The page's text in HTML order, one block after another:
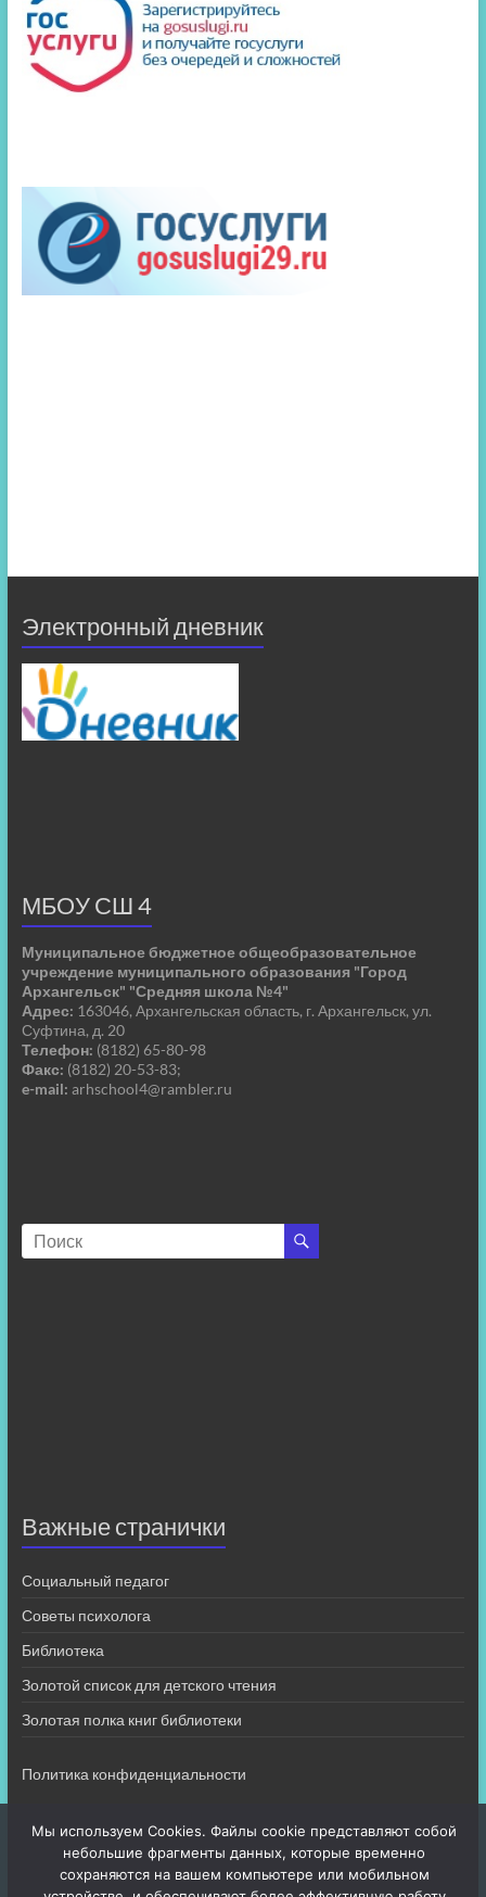
Электронный дневник
МБОУ СШ 4
Муниципальное бюджетное общеобразовательное
учреждение муниципального образования "Город
Архангельск" "Средняя школа №4"
Адрес: 163046, Архангельская область, г. Архангельск, ул.
Суфтина, д. 20
Телефон: (8182) 65-80-98
Факс: (8182) 20-53-83;
e-mail: arhschool4@rambler.ru
Важные странички
Социальный педагог
Советы психолога
Библиотека
Золотой список для детского чтения
Золотая полка книг библиотеки
Политика конфиденциальности
Мы используем Cookies. Файлы cookie представляют собой
небольшие фрагменты данных, которые временно
сохраняются на вашем компьютере или мобильном